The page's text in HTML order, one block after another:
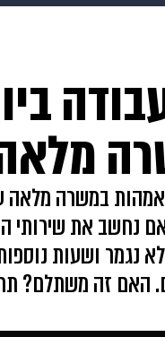
גאווה משפטעבודה
נחשב את שירותי
נגמר ושעות
האם זה משתלם?